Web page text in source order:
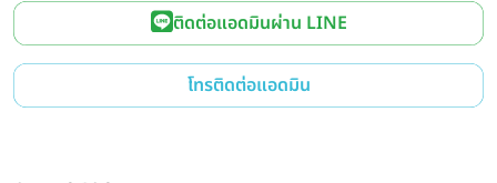
ติดต่อแอดมินผ่าน LINE
โทรติดต่อแอดมิน